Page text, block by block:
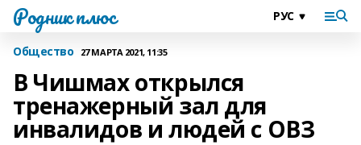
Родник плюс
Общество 27 МАРТА 2021, 11:35
В Чишмах открылся
тренажерный зал для
инвалидов и людей с ОВЗ